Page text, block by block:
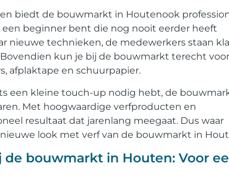
biedt de bouwmarkt in Houtenook
een beginner bent die nog nooit eerder heeft
nieuwe technieken, de medewerkers staan
kun je bij de bouwmarkt terecht
afplaktape en schuurpapier.
een kleine touch-up nodig hebt, de
Met hoogwaardige verfproducten en
resultaat dat jarenlang meegaat. Dus waar
look met verf van de bouwmarkt in
bouwmarkt in Houten: Voor